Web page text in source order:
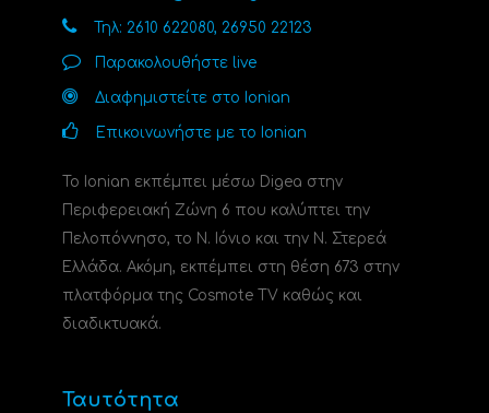
Τηλ: 2610 622080, 26950 22123
Παρακολουθήστε live
Διαφημιστείτε στο Ionian
Επικοινωνήστε με το Ionian
Το Ionian εκπέμπει μέσω Digea στην
Περιφερειακή Ζώνη 6 που καλύπτει την
Πελοπόννησο, το N. Ιόνιο και την Ν. Στερεά
Ελλάδα. Ακόμη, εκπέμπει στη θέση 673 στην
πλατφόρμα της Cosmote TV καθώς και
διαδικτυακά.
Ταυτότητα